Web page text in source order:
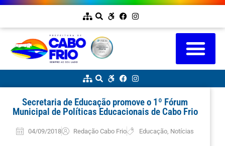
Secretaria de Educação promove o 1º Fórum
Municipal de Políticas Educacionais de Cabo Frio
04/09/2018 Redação Cabo Frio Educação Notícias